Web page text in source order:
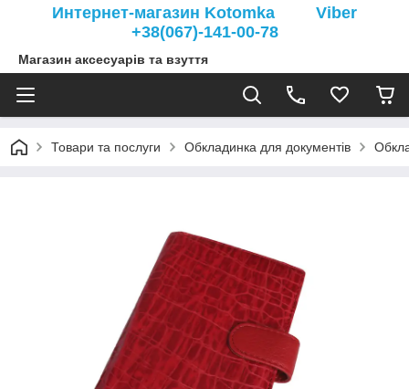
Интернет-магазин Kotomka Viber
+38(067)-141-00-78
Магазин аксесуарів та взуття
Товари та послуги Обкладинка для документів